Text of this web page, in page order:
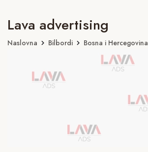
Lava advertising
Naslovna Bilbordi Bosna i Hercegovina